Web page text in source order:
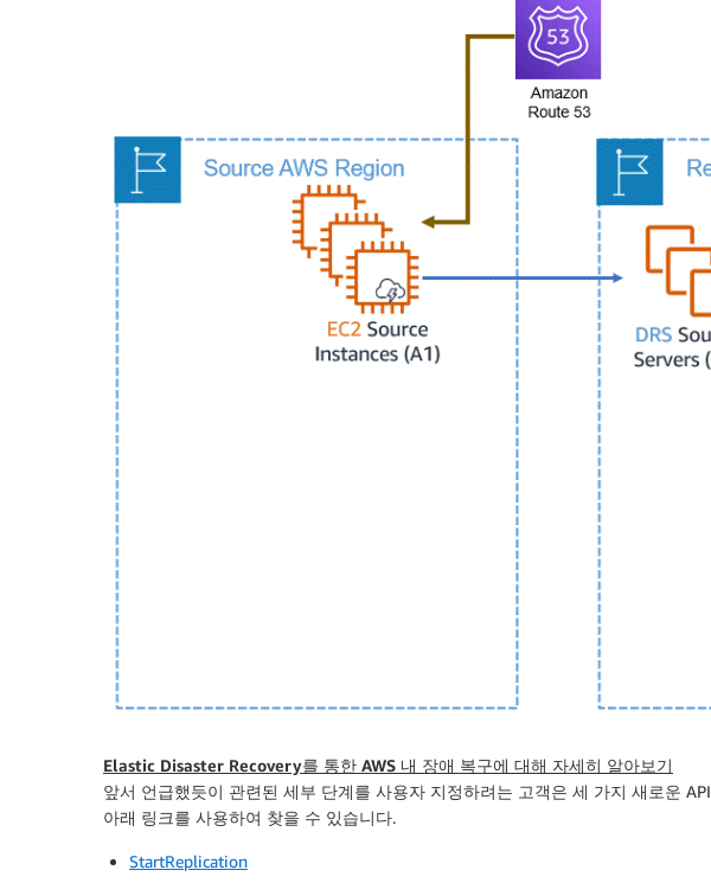
Elastic Disaster Recovery를 통한 AWS 내 장애 복구에 대해 자세히 알아보기
앞서 언급했듯이 관련된 세부 단계를 사용자 지정하려는 고객은 세 가지 새로운
아래 링크를 사용하여 찾을 수 있습니다.
StartReplication